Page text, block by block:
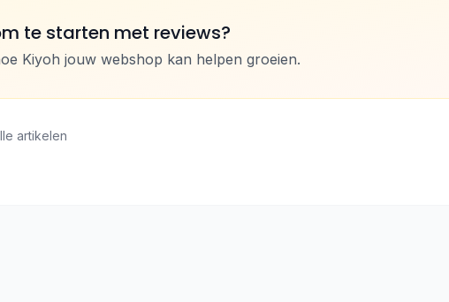
te starten met reviews?
Kiyoh jouw webshop kan helpen groeien.
artikelen